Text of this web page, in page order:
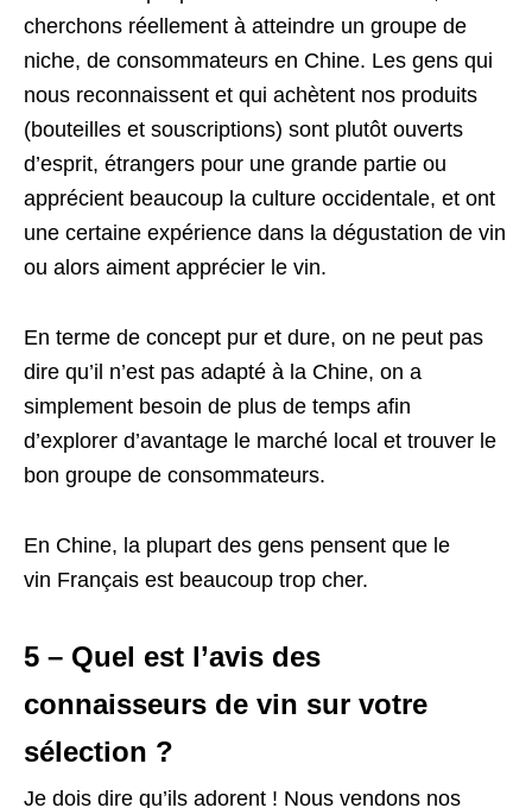
cherchons réellement à atteindre un groupe de
niche, de consommateurs en Chine. Les gens qui
nous reconnaissent et qui achètent nos produits
(bouteilles et souscriptions) sont plutôt ouverts
d’esprit, étrangers pour une grande partie ou
apprécient beaucoup la culture occidentale, et ont
une certaine expérience dans la dégustation de vin
ou alors aiment apprécier le vin.
En terme de concept pur et dure, on ne peut pas
dire qu’il n’est pas adapté à la Chine, on a
simplement besoin de plus de temps afin
d’explorer d’avantage le marché local et trouver le
bon groupe de consommateurs.
En Chine, la plupart des gens pensent que le
vin Français est beaucoup trop cher.
5 – Quel est l’avis des
connaisseurs de vin sur votre
sélection ?
Je dois dire qu’ils adorent ! Nous vendons nos